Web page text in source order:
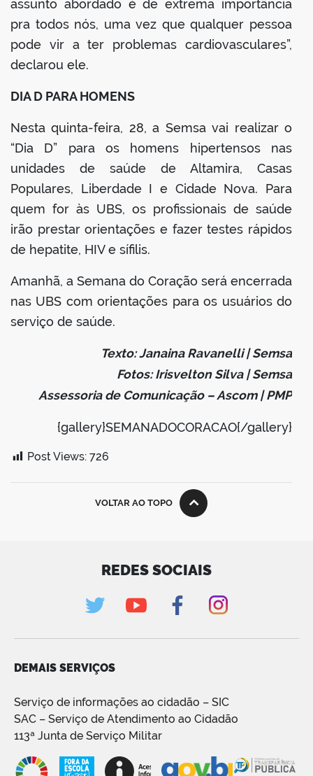
assunto abordado é de extrema importância
pra todos nós, uma vez que qualquer pessoa
pode vir a ter problemas cardiovasculares”,
declarou ele.
DIA D PARA HOMENS
Nesta quinta-feira, 28, a Semsa vai realizar o
“Dia D” para os homens hipertensos nas
unidades de saúde de Altamira, Casas
Populares, Liberdade I e Cidade Nova. Para
quem for às UBS, os profissionais de saúde
irão prestar orientações e fazer testes rápidos
de hepatite, HIV e sífilis.
Amanhã, a Semana do Coração será encerrada
nas UBS com orientações para os usuários do
serviço de saúde.
Texto: Janaina Ravanelli | Semsa
Fotos: Irisvelton Silva | Semsa
Assessoria de Comunicação – Ascom | PMP
{gallery}SEMANADOCORACAO{/gallery}
Post Views: 726
VOLTAR AO TOPO
REDES SOCIAIS
DEMAIS SERVIÇOS
Serviço de informações ao cidadão – SIC
SAC – Serviço de Atendimento ao Cidadão
113ª Junta de Serviço Militar